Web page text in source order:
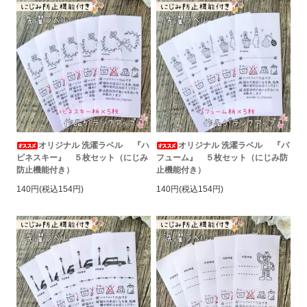
オリジナル 洗濯ラベル 『ハ
ピネスキー』 ５枚セット（にじみ
防止機能付き）
140円(税込154円)
オリジナル 洗濯ラベル 『パ
フューム』 ５枚セット（にじみ防
止機能付き）
140円(税込154円)